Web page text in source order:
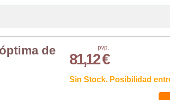
de
pvp.
81,12 €
Sin Stock. Posibilidad